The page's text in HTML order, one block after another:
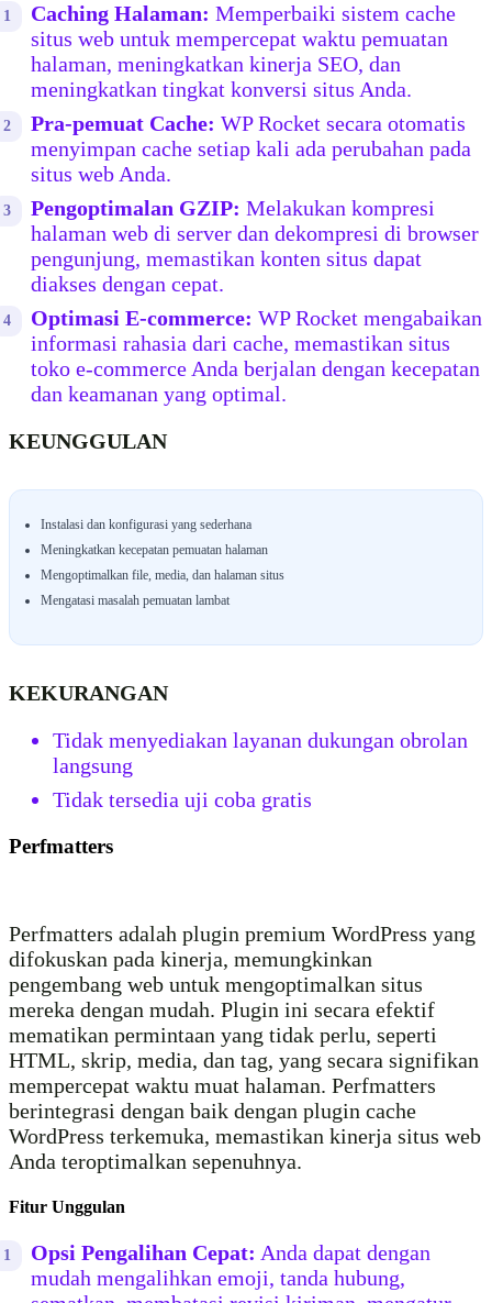
Caching Halaman: Memperbaiki sistem cache
situs web untuk mempercepat waktu pemuatan
halaman, meningkatkan kinerja SEO, dan
meningkatkan tingkat konversi situs Anda.
Pra-pemuat Cache: WP Rocket secara otomatis
menyimpan cache setiap kali ada perubahan pada
situs web Anda.
Pengoptimalan GZIP: Melakukan kompresi
halaman web di server dan dekompresi di browser
pengunjung, memastikan konten situs dapat
diakses dengan cepat.
Optimasi E-commerce: WP Rocket mengabaikan
informasi rahasia dari cache, memastikan situs
toko e-commerce Anda berjalan dengan kecepatan
dan keamanan yang optimal.
KEUNGGULAN
Instalasi dan konfigurasi yang sederhana
Meningkatkan kecepatan pemuatan halaman
Mengoptimalkan file, media, dan halaman situs
Mengatasi masalah pemuatan lambat
KEKURANGAN
Tidak menyediakan layanan dukungan obrolan
langsung
Tidak tersedia uji coba gratis
Perfmatters
Perfmatters adalah plugin premium WordPress yang
difokuskan pada kinerja, memungkinkan
pengembang web untuk mengoptimalkan situs
mereka dengan mudah. Plugin ini secara efektif
mematikan permintaan yang tidak perlu, seperti
HTML, skrip, media, dan tag, yang secara signifikan
mempercepat waktu muat halaman. Perfmatters
berintegrasi dengan baik dengan plugin cache
WordPress terkemuka, memastikan kinerja situs web
Anda teroptimalkan sepenuhnya.
Fitur Unggulan
Opsi Pengalihan Cepat: Anda dapat dengan
mudah mengalihkan emoji, tanda hubung,